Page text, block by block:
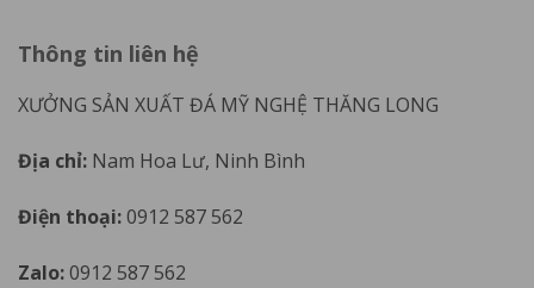
Thông tin liên hệ
XƯỞNG SẢN XUẤT ĐÁ MỸ NGHỆ THĂNG LONG
Địa chỉ: Nam Hoa Lư, Ninh Bình
Điện thoại:0912 587 562
Zalo:0912 587 562